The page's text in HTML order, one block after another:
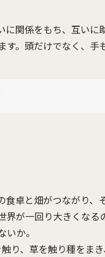
関係をもち、互いに
。頭だけでなく、手
卓と畑がつながり、
が一回り大きくな
か。
り、草を触り種をま